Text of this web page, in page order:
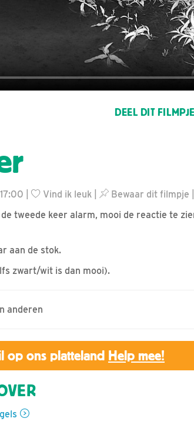
DEEL DIT FILMPJE
| Vind ik leuk Bewaar dit filmpje
tweede keer alarm, mooi de reactie te
aan de stok.
zwart/wit is dan mooi).
anderen
op ons platteland Help mee!